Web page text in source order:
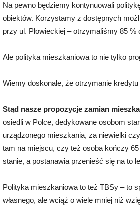
Na pewno będziemy kontynuowali
obiektów. Korzystamy z dostępnych
przy ul. Płowieckiej – otrzymaliśmy 85 %
Ale polityka mieszkaniowa to nie tylko
Wiemy doskonale, że otrzymanie
Stąd nasze propozycje zamian
osiedli w Polce, dedykowane osobom
urządzonego mieszkania, za niewielki
tam na miejscu, czy też osoba kończy
stanie, a postanawia przenieść się na to
Polityka mieszkaniowa to też TBSy – to
własnego, ale wciąż o wiele mniej niż